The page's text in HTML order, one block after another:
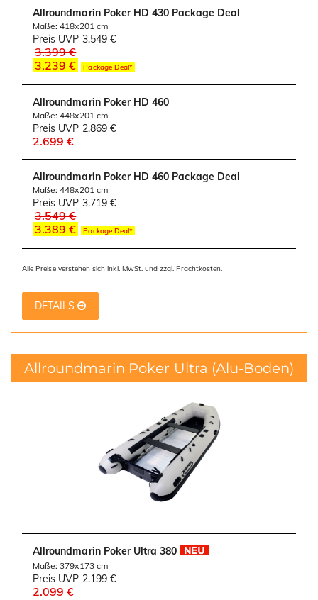
Allroundmarin Poker HD 430 Package Deal
Maße: 418x201 cm
Preis UVP 3.549 €
3.399 €
3.239 €
Package Deal*
Allroundmarin Poker HD 460
Maße: 448x201 cm
Preis UVP 2.869 €
2.699 €
Allroundmarin Poker HD 460 Package Deal
Maße: 448x201 cm
Preis UVP 3.719 €
3.549 €
3.389 €
Package Deal*
Alle Preise verstehen sich inkl. MwSt. und zzgl.Frachtkosten.
DETAILS
Allroundmarin Poker Ultra (Alu-Boden)
Allroundmarin Poker Ultra 380
Maße: 379x173 cm
Preis UVP 2.199 €
2.099 €